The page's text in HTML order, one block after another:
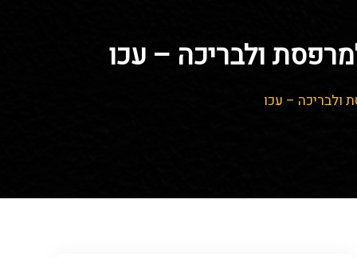
ולבריכה – עכו
ולבריכה – עכו